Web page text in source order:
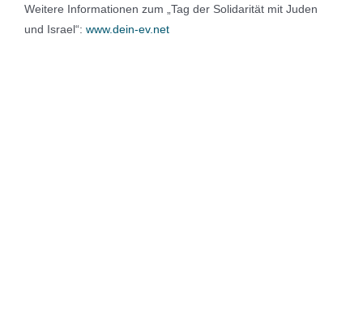
Weitere Informationen zum „Tag der Solidarität mit Juden
und Israel“: www.dein-ev.net